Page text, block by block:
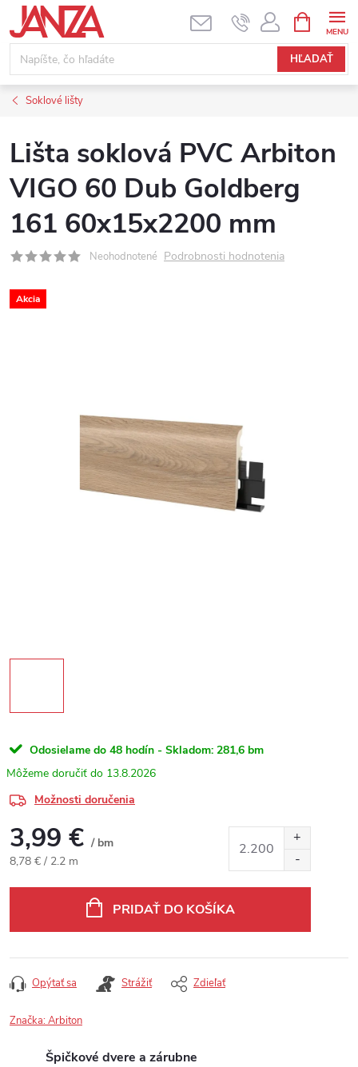
Prejsť na obsah
HĽADAŤ
Soklové lišty
Lišta soklová PVC Arbiton
VIGO 60 Dub Goldberg
161 60x15x2200 mm
Neohodnotené Podrobnosti hodnotenia
Akcia
Odosielame do 48 hodín - Skladom: 281,6 bm
13.8.2026
Možnosti doručenia
3,99 € / bm
Jednotková cena:
8,78 € / 2.2 m
PRIDAŤ DO KOŠÍKA
Opýtať sa Strážiť Zdieľať
Značka:Arbiton
Špičkové dvere a zárubne